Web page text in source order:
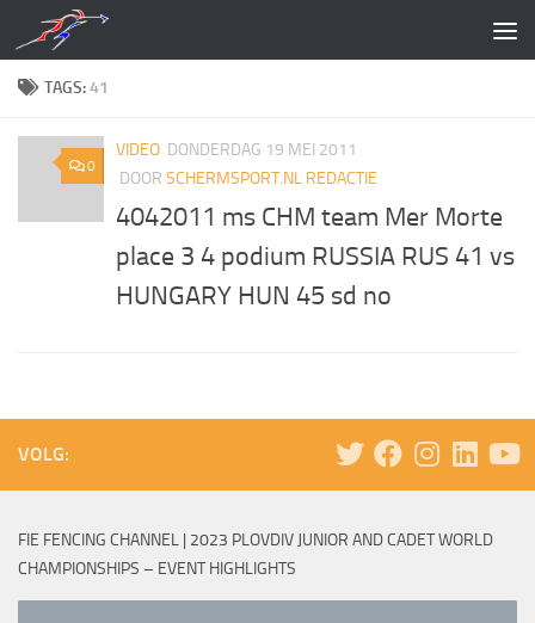
Doorgaan naar inhoud
TAGS:41
0
VIDEO DONDERDAG 19 MEI 2011
DOOR SCHERMSPORT.NL REDACTIE
4042011 ms CHM team Mer Morte
place 3 4 podium RUSSIA RUS 41 vs
HUNGARY HUN 45 sd no
VOLG:
FIE FENCING CHANNEL | 2023 PLOVDIV JUNIOR AND CADET WORLD
CHAMPIONSHIPS – EVENT HIGHLIGHTS